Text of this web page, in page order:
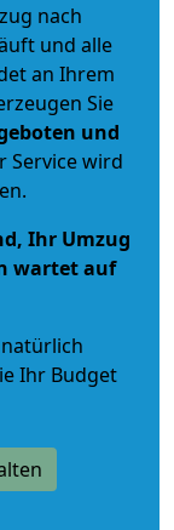
nach
und alle
an Ihrem
Sie
und
Service wird
Ihr Umzug
wartet auf
Ihr Budget